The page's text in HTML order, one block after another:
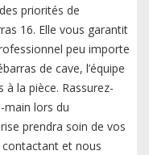
priorités de
16. Elle vous garantit
peu importe
de cave, l’équipe
à la pièce. Rassurez-
main lors du
prendra soin de vos
et nous